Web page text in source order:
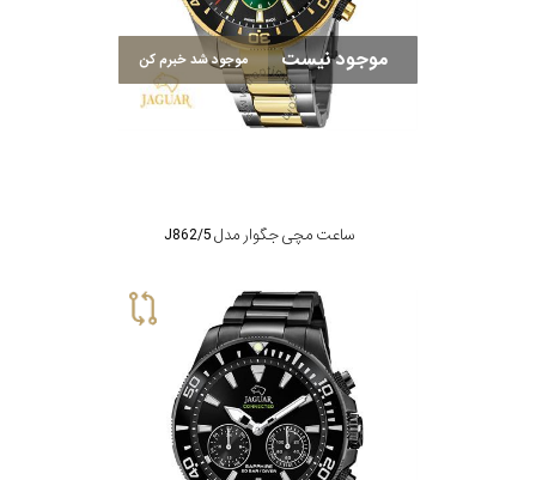
موجود نیست موجود شد خبرم کن
ساعت مچی جگوار مدل J862/5